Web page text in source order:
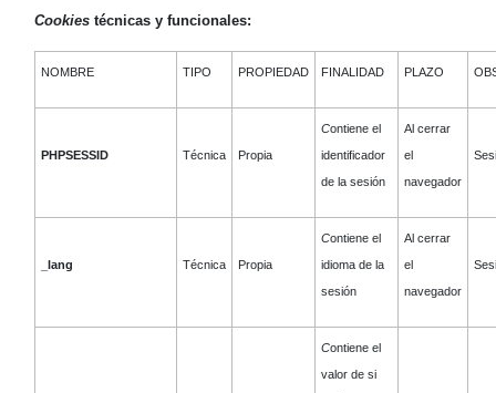
Cookies técnicas y funcionales:
NOMBRE TIPO PROPIEDAD FINALIDAD PLAZO
PHPSESSID Técnica Propia
Contiene el
identificador
de la sesión
Al cerrar
el
navegador
_lang Técnica Propia
Contiene el
idioma de la
sesión
Al cerrar
el
navegador
Contiene el
valor de si